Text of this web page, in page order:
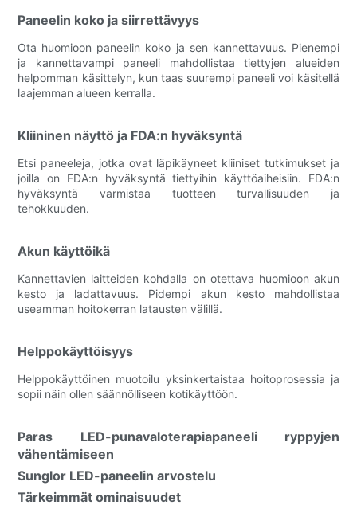
Paneelin koko ja siirrettävyys
Ota huomioon paneelin koko ja sen kannettavuus. Pienempi
ja kannettavampi paneeli mahdollistaa tiettyjen alueiden
helpomman käsittelyn, kun taas suurempi paneeli voi käsitellä
laajemman alueen kerralla.
Kliininen näyttö ja FDA:n hyväksyntä
Etsi paneeleja, jotka ovat läpikäyneet kliiniset tutkimukset ja
joilla on FDA:n hyväksyntä tiettyihin käyttöaiheisiin. FDA:n
hyväksyntä varmistaa tuotteen turvallisuuden ja
tehokkuuden.
Akun käyttöikä
Kannettavien laitteiden kohdalla on otettava huomioon akun
kesto ja ladattavuus. Pidempi akun kesto mahdollistaa
useamman hoitokerran latausten välillä.
Helppokäyttöisyys
Helppokäyttöinen muotoilu yksinkertaistaa hoitoprosessia ja
sopii näin ollen säännölliseen kotikäyttöön.
Paras LED-punavaloterapiapaneeli ryppyjen
vähentämiseen
Sunglor LED-paneelin arvostelu
Tärkeimmät ominaisuudet